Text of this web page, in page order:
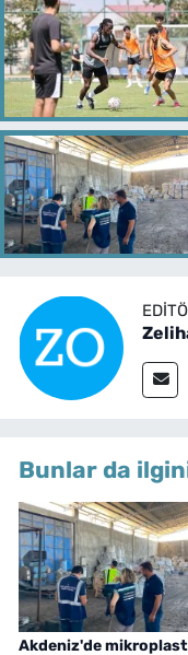
Bunlar da
Akdeniz'de